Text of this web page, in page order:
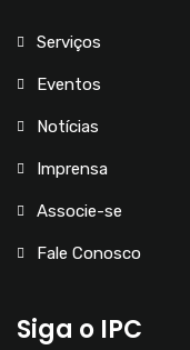
Serviços
Eventos
Notícias
Imprensa
Associe-se
Fale Conosco
Siga o IPC